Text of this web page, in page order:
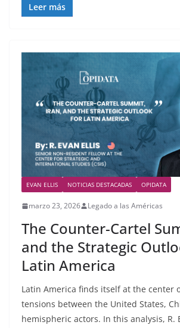
Leer más
EVAN ELLIS NOTICIAS DESTACADAS OPIDATA
marzo 23, 2026 Legado a las Américas
The Counter-Cartel
and the Strategic
Latin America
Latin America finds itself at the center
tensions between the United States,
hemispheric actors. In this analysis, R.